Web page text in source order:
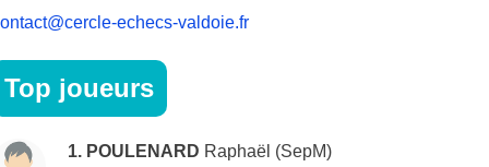
echecs-valdoie.fr
Top joueurs
1. POULENARD Raphaël (SepM)